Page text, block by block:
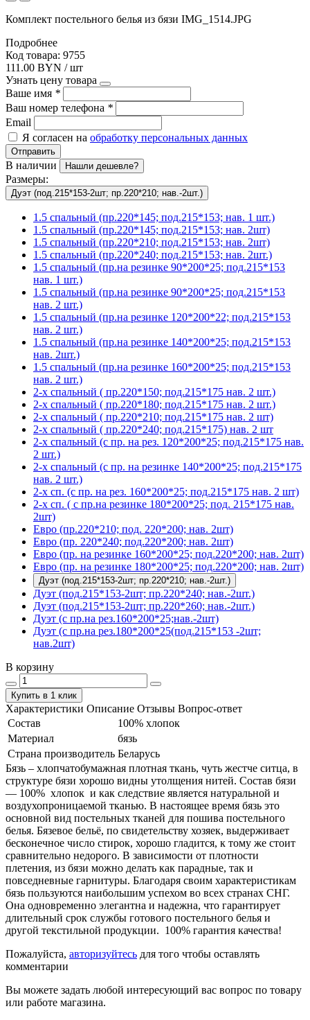
Комплект постельного белья из бязи IMG_1514.JPG
Подробнее
Код товара: 9755
111.00 BYN / шт
Узнать цену товара
Ваше имя *
Ваш номер телефона *
Email
Я согласен на обработку персональных данных
Отправить
В наличии Нашли дешевле?
Размеры:
Дуэт (под.215*153-2шт; пр.220*210; нав.-2шт.)
1.5 спальный (пр.220*145; под.215*153; нав. 1 шт.)
1.5 спальный (пр.220*145; под.215*153; нав. 2шт)
1.5 спальный (пр.220*210; под.215*153; нав. 2шт)
1.5 спальный (пр.220*240; под.215*153; нав. 2шт.)
1.5 спальный (пр.на резинке 90*200*25; под.215*153
нав. 1 шт.)
1.5 спальный (пр.на резинке 90*200*25; под.215*153
нав. 2 шт.)
1.5 спальный (пр.на резинке 120*200*22; под.215*153
нав. 2 шт.)
1.5 спальный (пр.на резинке 140*200*25; под.215*153
нав. 2шт.)
1.5 спальный (пр.на резинке 160*200*25; под.215*153
нав. 2 шт.)
2-х спальный ( пр.220*150; под.215*175 нав. 2 шт.)
2-х спальный ( пр.220*180; под.215*175 нав. 2 шт.)
2-х спальный ( пр.220*210; под.215*175 нав. 2 шт)
2-х спальный ( пр.220*240; под.215*175) нав. 2 шт
2-х спальный (с пр. на рез. 120*200*25; под.215*175 нав.
2 шт.)
2-х спальный (с пр. на резинке 140*200*25; под.215*175
нав. 2 шт.)
2-х сп. (с пр. на рез. 160*200*25; под.215*175 нав. 2 шт)
2-х сп. ( с пр.на резинке 180*200*25; под. 215*175 нав.
2шт)
Евро (пр.220*210; под. 220*200; нав. 2шт)
Евро (пр. 220*240; под.220*200; нав. 2шт)
Евро (пр. на резинке 160*200*25; под.220*200; нав. 2шт)
Евро (пр. на резинке 180*200*25; под.220*200; нав. 2шт)
Дуэт (под.215*153-2шт; пр.220*210; нав.-2шт.)
Дуэт (под.215*153-2шт; пр.220*240; нав.-2шт.)
Дуэт (под.215*153-2шт; пр.220*260; нав.-2шт.)
Дуэт (с пр.на рез.160*200*25;нав.-2шт)
Дуэт (с пр.на рез.180*200*25(под.215*153 -2шт;
нав.2шт)
В корзину
Купить в 1 клик
Характеристики Описание Отзывы Вопрос-ответ
Состав
100% хлопок
Материал
бязь
Страна производитель Беларусь
Бязь – хлопчатобумажная плотная ткань, чуть жестче ситца, в
структуре бязи хорошо видны утолщения нитей. Состав бязи
― 100% хлопок и как следствие является натуральной и
воздухопроницаемой тканью. В настоящее время бязь это
основной вид постельных тканей для пошива постельного
белья. Бязевое бельё, по свидетельству хозяек, выдерживает
бесконечное число стирок, хорошо гладится, к тому же стоит
сравнительно недорого. В зависимости от плотности
плетения, из бязи можно делать как парадные, так и
повседневные гарнитуры. Благодаря своим характеристикам
бязь пользуются наибольшим успехом во всех странах СНГ.
Она одновременно элегантна и надежна, что гарантирует
длительный срок службы готового постельного белья и
другой текстильной продукции. 100% гарантия качества!
Пожалуйста, авторизуйтесь для того чтобы оставлять
комментарии
Вы можете задать любой интересующий вас вопрос по товару
или работе магазина.